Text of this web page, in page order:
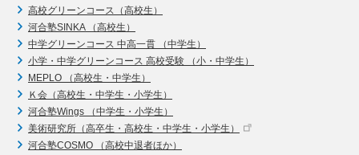
高校グリーンコース（高校生）
河合塾SINKA （高校生）
中学グリーンコース 中高一貫 （中学生）
小学・中学グリーンコース 高校受験 （小・中学生）
MEPLO （高校生・中学生）
Ｋ会（高校生・中学生・小学生）
河合塾Wings （中学生・小学生）
美術研究所（高卒生・高校生・中学生・小学生）
河合塾COSMO （高校中退者ほか）